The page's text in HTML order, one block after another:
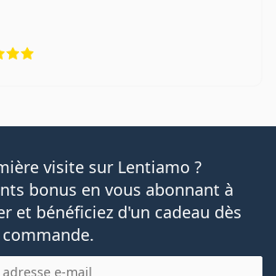
visite sur Lentiamo ?
bonus en vous abonnant à
et bénéficiez d'un cadeau dès